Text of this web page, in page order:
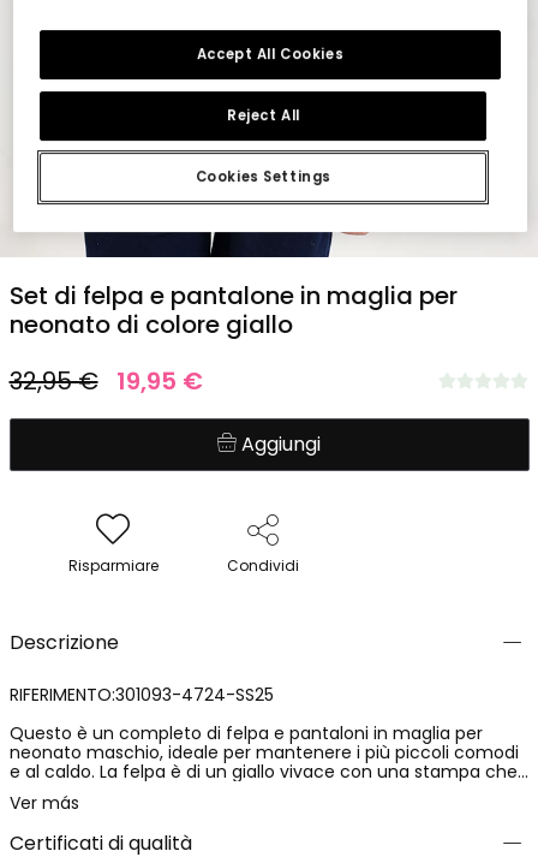
Set di felpa e pantalone in maglia per
neonato di colore giallo
32,95 € 19,95 €
Aggiungi
Risparmiare Condividi
Descrizione
RIFERIMENTO:301093-4724-SS25
Questo è un completo di felpa e pantaloni in maglia per
neonato maschio, ideale per mantenere i più piccoli comodi
e al caldo. La felpa è di un giallo vivace con una stampa che
include animali, che le conferisce un tocco divertente. I
pantaloni sono di un blu marino, offrendo un bel contrasto.
Realizzato in un materiale morbido, questo completo è
perfetto per l'uso quotidiano. È disponibile in taglie per età da
Ver más
Certificati di qualità
Cookies Settings
Reject All
Accept All Cookies